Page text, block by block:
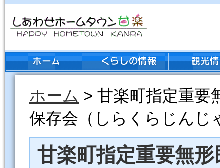
ホーム > 甘楽町指定重
保存会（しらくらじんじ
甘楽町指定重要無